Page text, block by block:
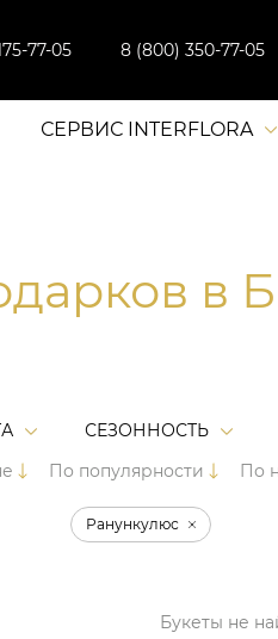
77-05 8 (800) 350-77-05
СЕРВИС INTERFLORA
в
СЕЗОННОСТЬ
По популярности По
Ранункулюс
Букеты не